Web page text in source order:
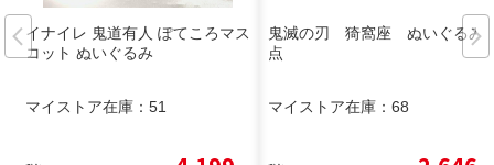
イナイレ 鬼道有人 ぽてころマス
コット ぬいぐるみ
マイストア在庫： 51
鬼滅の刃 猗窩座 ぬいぐるみ3
点
マイストア在庫： 68